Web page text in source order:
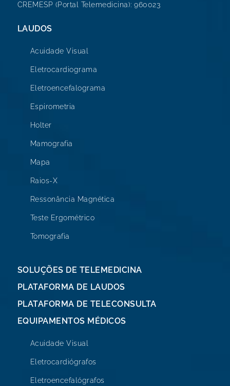
CREMESP (Portal Telemedicina): 960023
LAUDOS
Acuidade Visual
Eletrocardiograma
Eletroencefalograma
Espirometria
Holter
Mamografia
Mapa
Raios-X
Ressonância Magnética
Teste Ergométrico
Tomografia
SOLUÇÕES DE TELEMEDICINA
PLATAFORMA DE LAUDOS
PLATAFORMA DE TELECONSULTA
EQUIPAMENTOS MÉDICOS
Acuidade Visual
Eletrocardiógrafos
Eletroencefalógrafos